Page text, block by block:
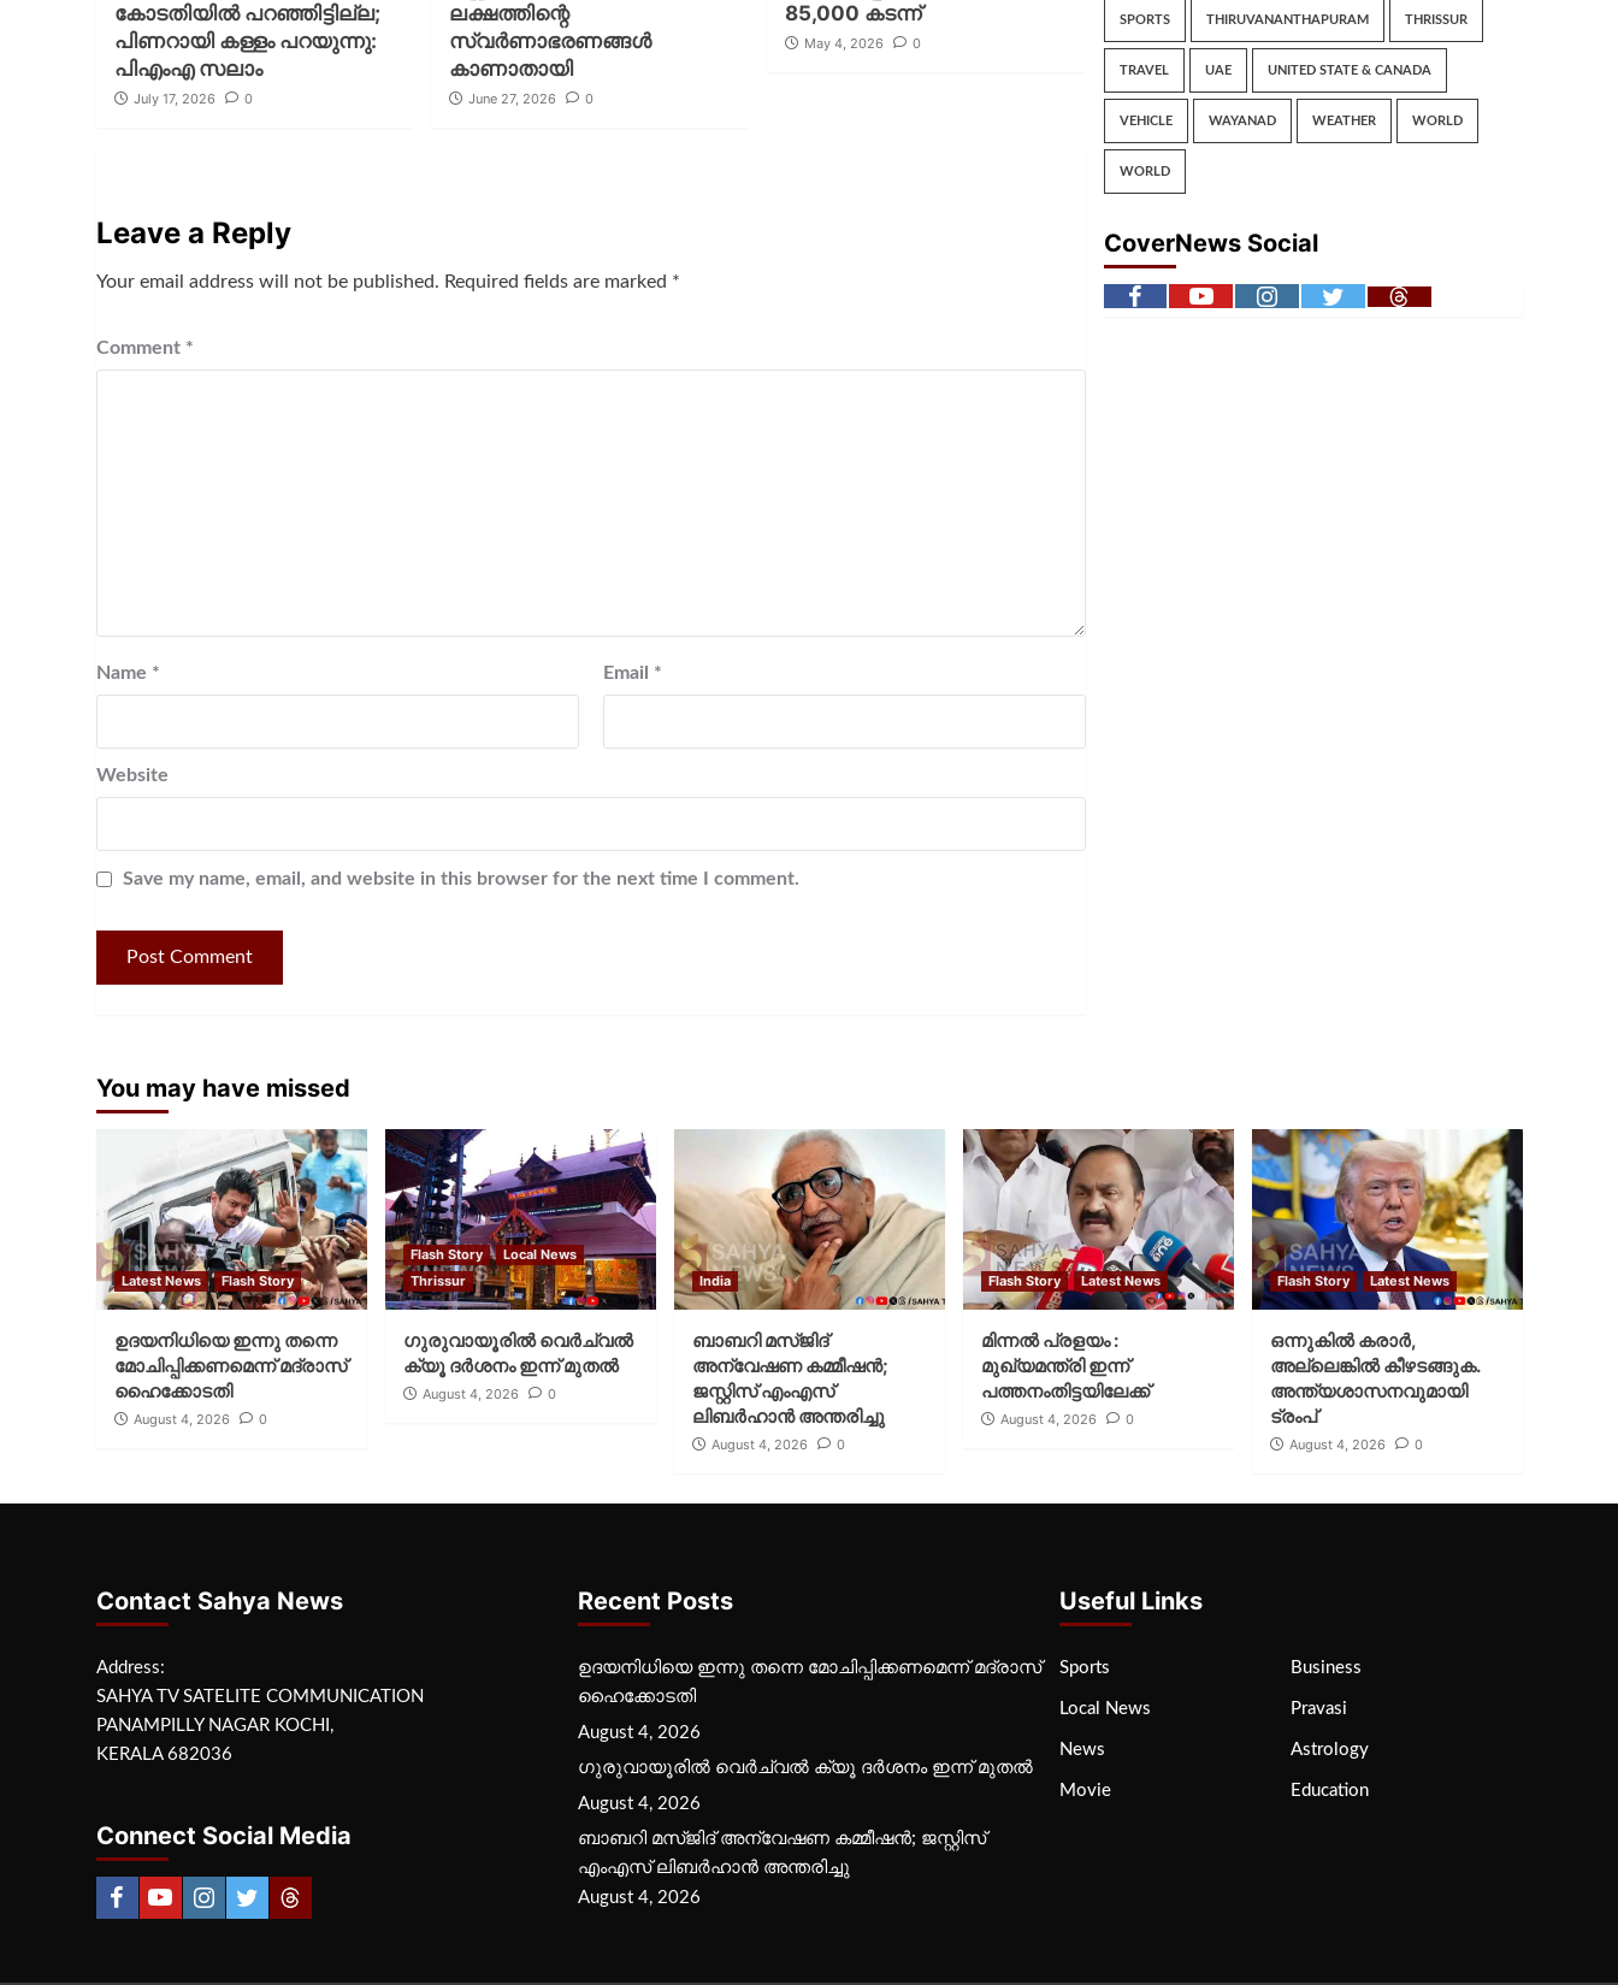
കോടതിയില്‍ പറഞ്ഞിട്ടില്ല;
പിണറായി കള്ളം പറയുന്നു:
പിഎംഎ സലാം
July 17, 2026 0
ലക്ഷത്തിന്റെ
സ്വര്‍ണാഭരണങ്ങള്‍
കാണാതായി
June 27, 2026 0
85,000 കടന്ന്
May 4, 2026 0
Leave a Reply
Your email address will not be published. Required fields are marked *
Comment *
Name * Email *
Website
Save my name, email, and website in this browser for the next time I comment.
SPORTS THIRUVANANTHAPURAM THRISSUR
TRAVEL UAE UNITED STATE & CANADA
VEHICLE WAYANAD WEATHER WORLD
WORLD
CoverNews Social
You may have missed
Latest News Flash Story
ഉദയനിധിയെ ഇന്നു തന്നെ
മോചിപ്പിക്കണമെന്ന് മദ്രാസ്
ഹൈക്കോടതി
August 4, 2026 0
Flash Story
Local News
Thrissur
ഗുരുവായൂരില്‍ വെര്‍ച്വല്‍
ക്യൂ ദര്‍ശനം ഇന്ന് മുതല്‍
August 4, 2026 0
India
ബാബറി മസ്ജിദ്
അന്വേഷണ കമ്മീഷന്‍;
ജസ്റ്റിസ് എംഎസ്
ലിബര്‍ഹാന്‍ അന്തരിച്ചു
August 4, 2026 0
Flash Story Latest News
മിന്നല്‍ പ്രളയം :
മുഖ്യമന്ത്രി ഇന്ന്
പത്തനംതിട്ടയിലേക്ക്
August 4, 2026 0
Flash Story Latest News
ഒന്നുകില്‍ കരാര്‍,
അല്ലെങ്കില്‍ കീഴടങ്ങുക.
അന്ത്യശാസനവുമായി
ട്രംപ്
August 4, 2026 0
Contact Sahya News
Address:
SAHYA TV SATELITE COMMUNICATION
PANAMPILLY NAGAR KOCHI,
KERALA 682036
Connect Social Media
Recent Posts
ഉദയനിധിയെ ഇന്നു തന്നെ മോചിപ്പിക്കണമെന്ന് മദ്രാസ്
ഹൈക്കോടതി
August 4, 2026
ഗുരുവായൂരില്‍ വെര്‍ച്വല്‍ ക്യൂ ദര്‍ശനം ഇന്ന് മുതല്‍
August 4, 2026
ബാബറി മസ്ജിദ് അന്വേഷണ കമ്മീഷന്‍; ജസ്റ്റിസ്
എംഎസ് ലിബര്‍ഹാന്‍ അന്തരിച്ചു
August 4, 2026
Useful Links
Sports Business
Local News Pravasi
News Astrology
Movie Education